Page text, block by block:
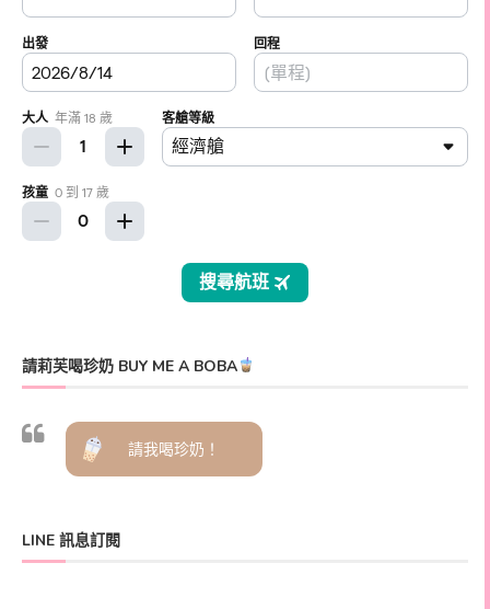
請莉芙喝珍奶 BUY ME A BOBA
請我喝珍奶！
LINE 訊息訂閱